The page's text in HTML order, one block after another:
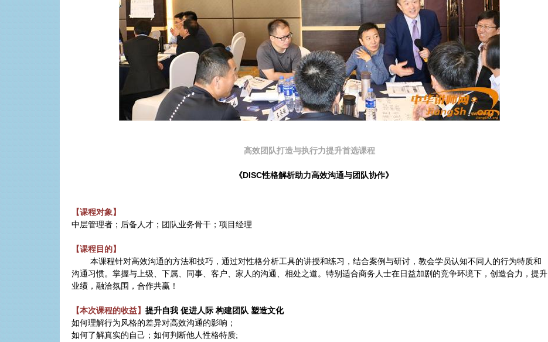
高效团队打造与执行力提升首选课程
《DISC性格解析助力高效沟通与团队协作》
【课程对象】
中层管理者；后备人才；团队业务骨干；项目经理
【课程目的】
本课程针对高效沟通的方法和技巧，通过对性格分析工具的讲授和练习，结合案例与研讨，教会学员认知不同人的行为特质和
沟通习惯。掌握与上级、下属、同事、客户、家人的沟通、相处之道。特别适合商务人士在日益加剧的竞争环境下，创造合力，提升
业绩，融洽氛围，合作共赢！
【本次课程的收益】 提升自我 促进人际 构建团队 塑造文化
如何理解行为风格的差异对高效沟通的影响；
如何了解真实的自己；如何判断他人性格特质;